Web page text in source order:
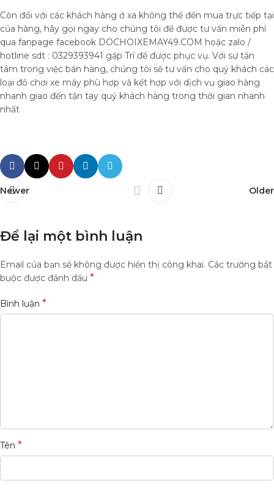
Còn đối với các khách hàng ở xa không thể đến mua trực tiếp tại
của hàng, hãy gọi ngay cho chúng tôi để được tư vấn miễn phí
qua fanpage facebook DOCHOIXEMAY49.COM hoặc zalo /
hotline sdt : 0329393941 gặp Trí để được phục vụ. Với sự tận
tâm trong việc bán hàng, chúng tôi sẽ tư vấn cho quý khách các
loại đồ chơi xe máy phù hợp và kết hợp với dịch vụ giao hàng
nhanh giao đến tận tay quý khách hàng trong thời gian nhanh
nhất
Newer Older
Để lại một bình luận
Email của bạn sẽ không được hiển thị công khai. Các trường bắt
buộc được đánh dấu *
Bình luận *
Tên *